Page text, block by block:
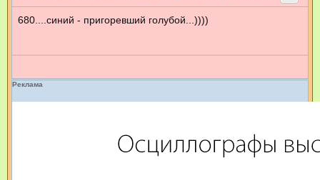
б
и
680....синий - пригоревший голубой...))))
Реклама